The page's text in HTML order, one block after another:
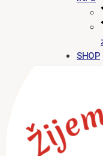
SHOP